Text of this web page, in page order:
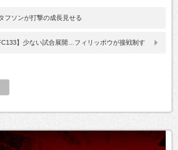
フソンが打撃の成長見せる
】少ない試合展開…フィリッポウが接戦制す